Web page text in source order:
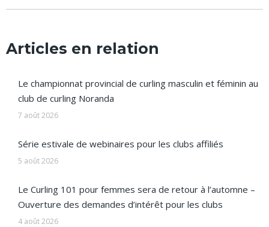
:
Articles en relation
Le championnat provincial de curling masculin et féminin au
club de curling Noranda
7 août 2026
Série estivale de webinaires pour les clubs affiliés
5 août 2026
Le Curling 101 pour femmes sera de retour à l’automne –
Ouverture des demandes d’intérêt pour les clubs
4 août 2026